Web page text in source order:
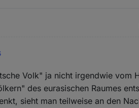
Volk" ja nicht irgendwie vom
des eurasischen Raumes
sieht man teilweise an den